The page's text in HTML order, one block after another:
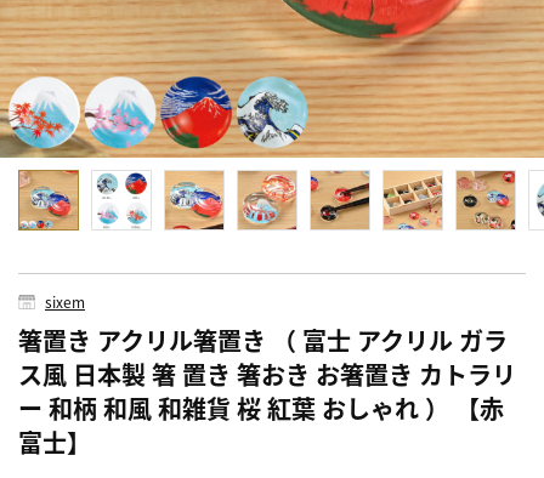
sixem
箸置き アクリル箸置き （ 富士 アクリル ガラ
ス風 日本製 箸 置き 箸おき お箸置き カトラリ
ー 和柄 和風 和雑貨 桜 紅葉 おしゃれ ） 【赤
富士】